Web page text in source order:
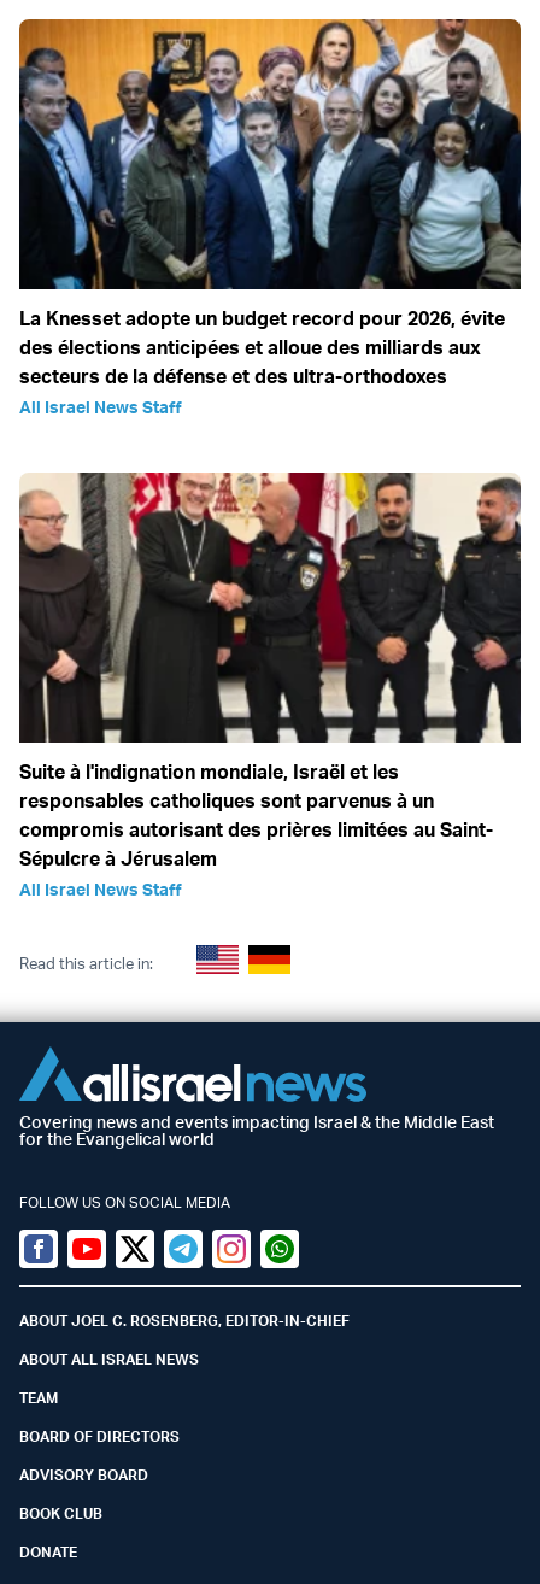
La Knesset adopte un budget record pour 2026, évite
des élections anticipées et alloue des milliards aux
secteurs de la défense et des ultra-orthodoxes
All Israel News Staff
Suite à l'indignation mondiale, Israël et les
responsables catholiques sont parvenus à un
compromis autorisant des prières limitées au Saint-
Sépulcre à Jérusalem
All Israel News Staff
Read this article in:
Covering news and events impacting Israel & the Middle East
for the Evangelical world
FOLLOW US ON SOCIAL MEDIA
Facebook
YoutubeTwitter (X)
TelegramInstagramWhatsapp
ABOUT JOEL C. ROSENBERG, EDITOR-IN-CHIEF
ABOUT ALL ISRAEL NEWS
TEAM
BOARD OF DIRECTORS
ADVISORY BOARD
BOOK CLUB
DONATE